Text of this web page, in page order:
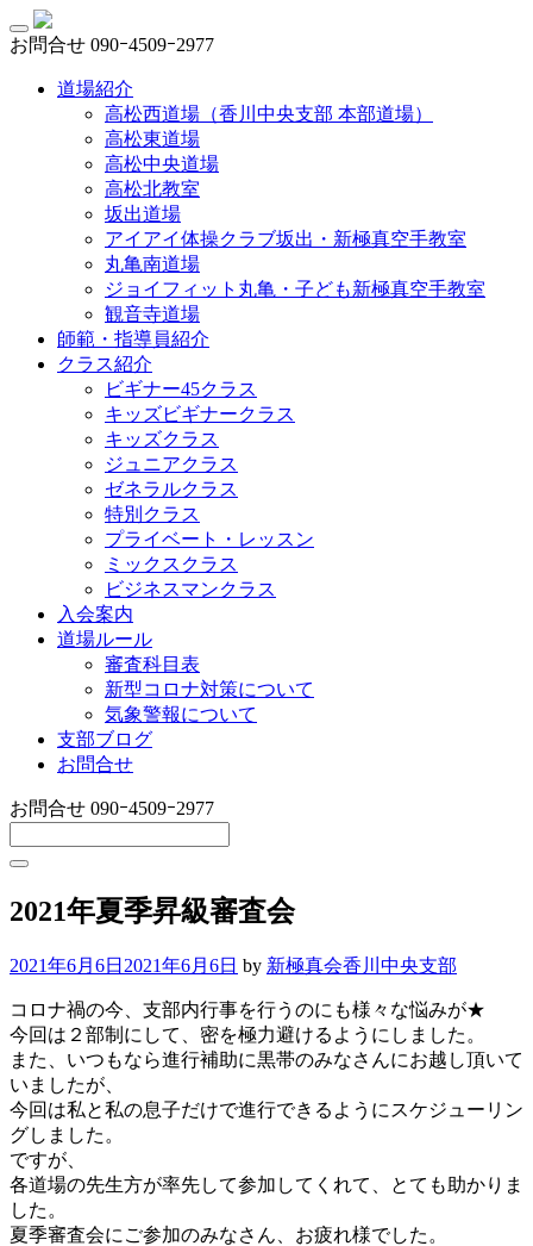
お問合せ 090ｰ4509ｰ2977
道場紹介
高松西道場（香川中央支部 本部道場）
高松東道場
高松中央道場
高松北教室
坂出道場
アイアイ体操クラブ坂出・新極真空手教室
丸亀南道場
ジョイフィット丸亀・子ども新極真空手教室
観音寺道場
師範・指導員紹介
クラス紹介
ビギナー45クラス
キッズビギナークラス
キッズクラス
ジュニアクラス
ゼネラルクラス
特別クラス
プライベート・レッスン
ミックスクラス
ビジネスマンクラス
入会案内
道場ルール
審査科目表
新型コロナ対策について
気象警報について
支部ブログ
お問合せ
お問合せ 090ｰ4509ｰ2977
2021年夏季昇級審査会
2021年6月6日 2021年6月6日 by 新極真会香川中央支部
コロナ禍の今、支部内行事を行うのにも様々な悩みが★
今回は２部制にして、密を極力避けるようにしました。
また、いつもなら進行補助に黒帯のみなさんにお越し頂いて
いましたが、
今回は私と私の息子だけで進行できるようにスケジューリン
グしました。
ですが、
各道場の先生方が率先して参加してくれて、とても助かりま
した。
夏季審査会にご参加のみなさん、お疲れ様でした。